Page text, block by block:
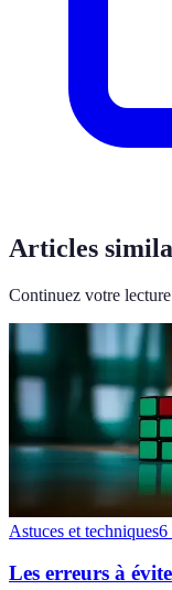
Articles
Continuez votre lecture
Astuces et techniques6
Les erreurs à